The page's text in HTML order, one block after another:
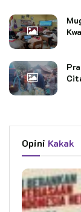
Opini Kakak